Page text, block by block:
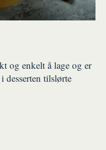
og enkelt å lage og er
desserten tilslørte